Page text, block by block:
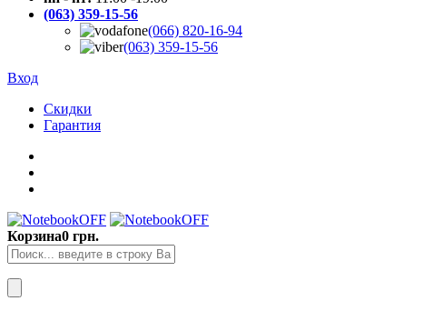
(063) 359-15-56
(066) 820-16-94
(063) 359-15-56
Вход
Скидки
Гарантия
Корзина0 грн.